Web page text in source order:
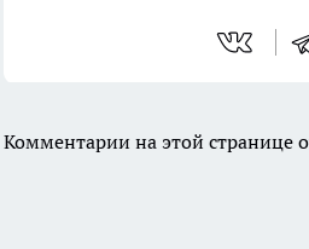
Комментарии на этой странице